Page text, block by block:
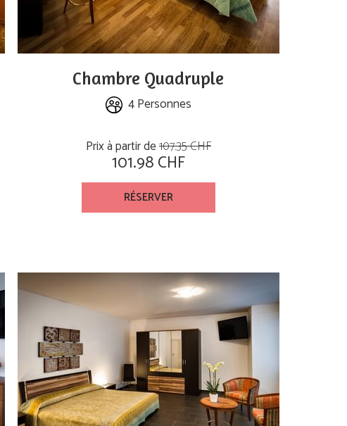
Chambre Quadruple
4 Personnes
Prix à partir de107.35 CHF
101.98 CHF
RÉSERVER